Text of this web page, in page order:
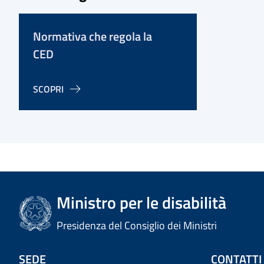
Normativa che regola la
CED
SCOPRI
Ministro per le disabilità
Presidenza del Consiglio dei Ministri
SEDE CONTATTI